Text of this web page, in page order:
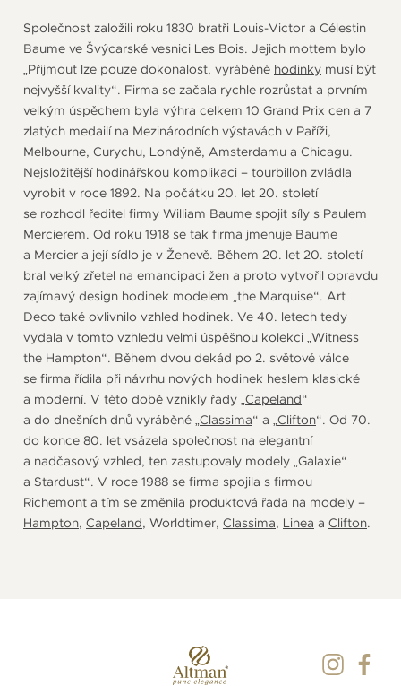
Společnost založili roku 1830 bratři Louis-Victor a Célestin
Baume ve Švýcarské vesnici Les Bois. Jejich mottem bylo
„Přijmout lze pouze dokonalost, vyráběné hodinky musí být
nejvyšší kvality“. Firma se začala rychle rozrůstat a prvním
velkým úspěchem byla výhra celkem 10 Grand Prix cen a 7
zlatých medailí na Mezinárodních výstavách v Paříži,
Melbourne, Curychu, Londýně, Amsterdamu a Chicagu.
Nejsložitější hodinářskou komplikaci – tourbillon zvládla
vyrobit v roce 1892. Na počátku 20. let 20. století
se rozhodl ředitel firmy William Baume spojit síly s Paulem
Mercierem. Od roku 1918 se tak firma jmenuje Baume
a Mercier a její sídlo je v Ženevě. Během 20. let 20. století
bral velký zřetel na emancipaci žen a proto vytvořil opravdu
zajímavý design hodinek modelem „the Marquise“. Art
Deco také ovlivnilo vzhled hodinek. Ve 40. letech tedy
vydala v tomto vzhledu velmi úspěšnou kolekci „Witness
the Hampton“. Během dvou dekád po 2. světové válce
se firma řídila při návrhu nových hodinek heslem klasické
a moderní. V této době vznikly řady „Capeland“
a do dnešních dnů vyráběné „Classima“ a „Clifton“. Od 70.
do konce 80. let vsázela společnost na elegantní
a nadčasový vzhled, ten zastupovaly modely „Galaxie“
a Stardust“. V roce 1988 se firma spojila s firmou
Richemont a tím se změnila produktová řada na modely –
Hampton, Capeland, Worldtimer, Classima, Linea a Clifton.